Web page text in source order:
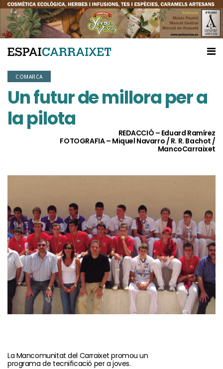
COMARCA
Un futur de millora per a
la pilota
REDACCIÓ – Eduard Ramírez
FOTOGRAFIA – Miquel Navarro / R. R. Bachot /
MancoCarraixet
La Mancomunitat del Carraixet promou un
programa de tecnificació per a joves.